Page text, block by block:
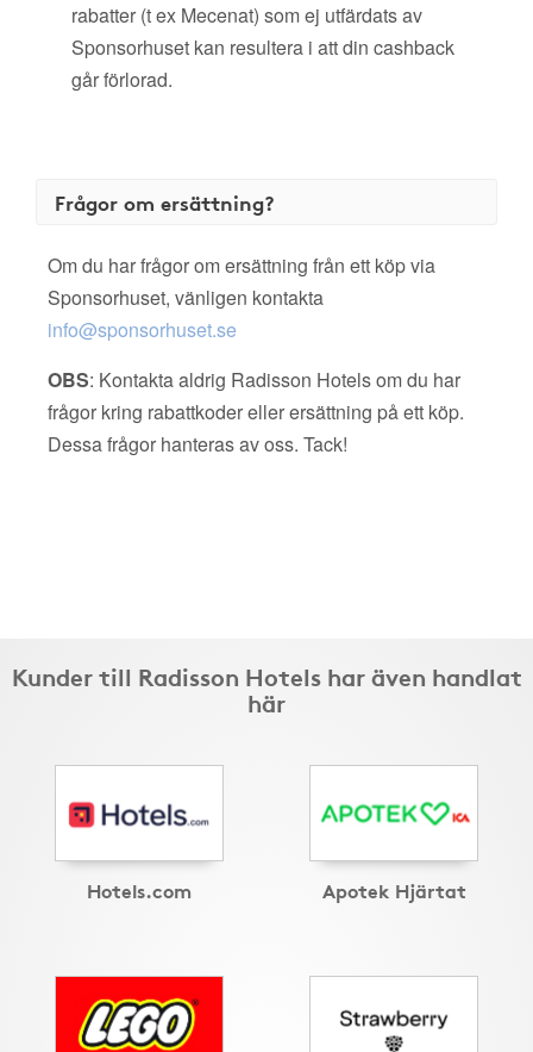
rabatter (t ex Mecenat) som ej utfärdats av
Sponsorhuset kan resultera i att din cashback
går förlorad.
Frågor om ersättning?
Om du har frågor om ersättning från ett köp via
Sponsorhuset, vänligen kontakta
info@sponsorhuset.se
OBS: Kontakta aldrig Radisson Hotels om du har
frågor kring rabattkoder eller ersättning på ett köp.
Dessa frågor hanteras av oss. Tack!
Kunder till Radisson Hotels har även handlat
här
Hotels.com Apotek Hjärtat